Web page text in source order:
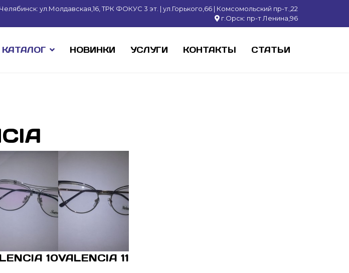
ул.Молдавская,16, ТРК ФОКУС 3 эт. | ул.Горького,66 | Комсомольский пр-т.,22
г.Орск: пр-т Ленина,96
КАТАЛОГ НОВИНКИ УСЛУГИ КОНТАКТЫ СТАТЬИ
10VALENCIA 11